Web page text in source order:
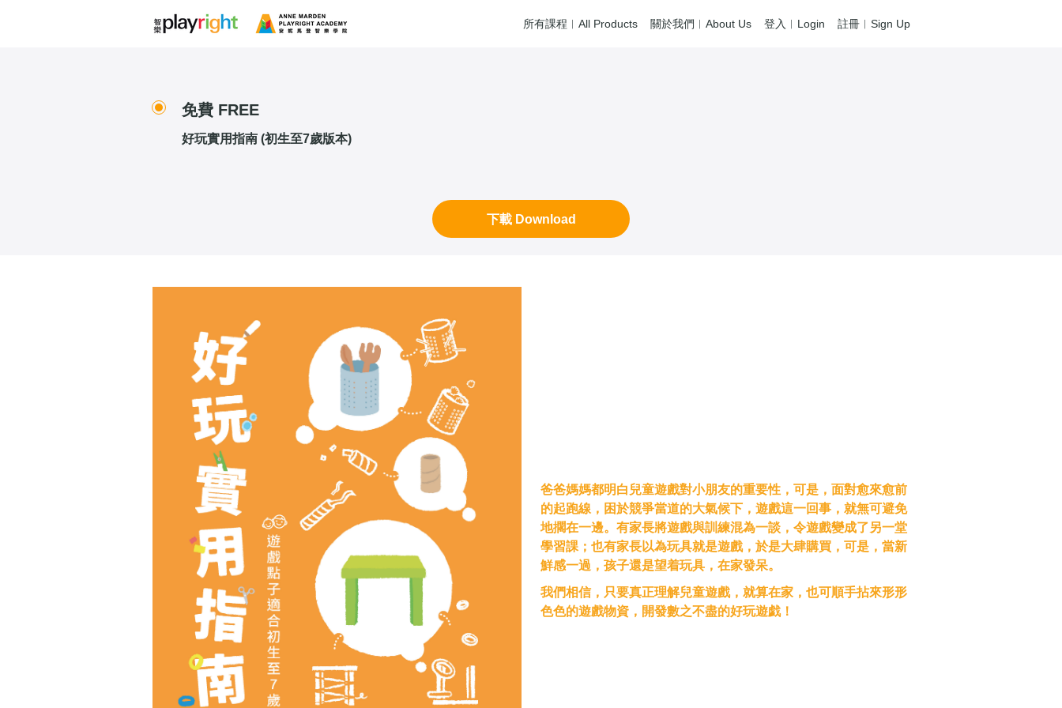
所有課程︱All Products 關於我們︱About Us 登入︱Login 註冊︱Sign Up
免費 FREE
好玩實用指南 (初生至7歲版本)
下載 Download
爸爸媽媽都明白兒童遊戲對小朋友的重要性，可是，面對愈來愈前
的起跑線，困於競爭當道的大氣候下，遊戲這一回事，就無可避免
地擱在一邊。有家長將遊戲與訓練混為一談，令遊戲變成了另一堂
學習課；也有家長以為玩具就是遊戲，於是大肆購買，可是，當新
鮮感一過，孩子還是望着玩具，在家發呆。
我們相信，只要真正理解兒童遊戲，就算在家，也可順手拈來形形
色色的遊戲物資，開發數之不盡的好玩遊戯！